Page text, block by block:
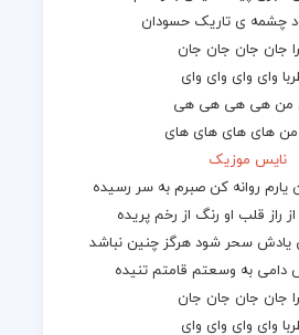
چشمه ی تاریک حسودان
جان جان جان جان
وای وای وای وای
من هی هی هی هی
های های های های
نایس موزیک
روانه کن صبرم به سر رسیده
راز قلب او رنگ از رخم پریده
یادش سحر شود هرگز چنین نباشد
دامی به وسعتم قامتم تنیده
جان جان جان جان
وای وای وای وای